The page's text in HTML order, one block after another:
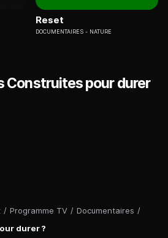
/ Programme TV / Documentaires /
durer ?
Reset
DOCUMENTAIRES NATURE
Construites pour durer